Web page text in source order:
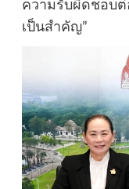
ความรับผิดชอบ
เป็นสำคัญ”